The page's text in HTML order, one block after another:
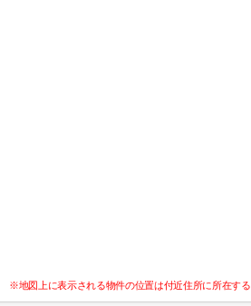
※地図上に表示される物件の位置は付近住所に所在す